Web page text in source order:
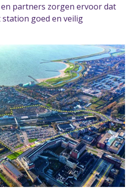
partners zorgen ervoor dat
goed en veilig